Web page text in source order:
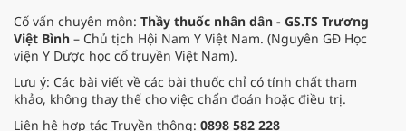
Cố vấn chuyên môn: Thầy thuốc nhân dân - GS.TS Trương
Việt Bình – Chủ tịch Hội Nam Y Việt Nam. (Nguyên GĐ Học
viện Y Dược học cổ truyền Việt Nam).
Lưu ý: Các bài viết về các bài thuốc chỉ có tính chất tham
khảo, không thay thế cho việc chẩn đoán hoặc điều trị.
Liên hệ hợp tác Truyền thông: 0898 582 228